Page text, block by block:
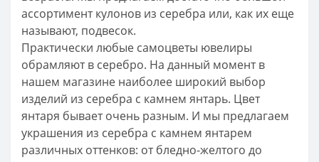
ассортимент кулонов из серебра или, как их еще
называют, подвесок.
Практически любые самоцветы ювелиры
обрамляют в серебро. На данный момент в
нашем магазине наиболее широкий выбор
изделий из серебра с камнем янтарь. Цвет
янтаря бывает очень разным. И мы предлагаем
украшения из серебра с камнем янтарем
различных оттенков: от бледно-желтого до